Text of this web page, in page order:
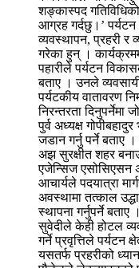
शङ्कास्पद
आग्रह गर्दछु।’ पर्यटन
व्यवस्थापन, प्रहरी र
गरेका हुन् ।
पहारीले पर्यटन
बताए । उनले
पर्यटकीय वातावरण
निरन्तरता दिनुपर्नेमा
पुर्व अध्यक्ष
जडान गर्नु पर्ने बताए
अझ सुरक्षीत शहर
एजेन्सिज एसोसिएसन
आचार्यले पदयात्रा
अवस्थामा तत्काल
स्थापना गर्नुपर्ने
सुवेदीले केही होटल
गर्ने प्रवृत्तिले पर्यटन
यसतर्फ प्रहरीको